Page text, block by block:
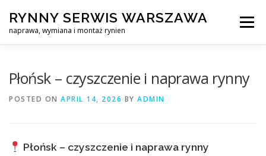
content
RYNNY SERWIS WARSZAWA
naprawa, wymiana i montaż rynien
Menu
Płońsk – czyszczenie i naprawa rynny
POSTED ON APRIL 14, 2026 BY ADMIN
Płońsk – czyszczenie i naprawa rynny